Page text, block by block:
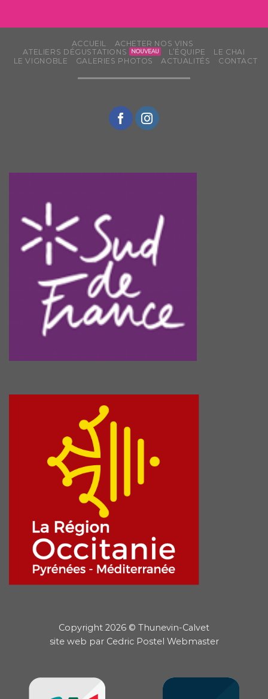
ACCUEIL
ACHETER NOS VINS
ATELIERS DÉGUSTATIONS
L’ÉQUIPE
LE CHAI
LE VIGNOBLE
GALERIES PHOTOS ACTUALITÉS CONTACT
Copyright 2026 © Thunevin-Calvet
site web par Cedric Postel Webmaster